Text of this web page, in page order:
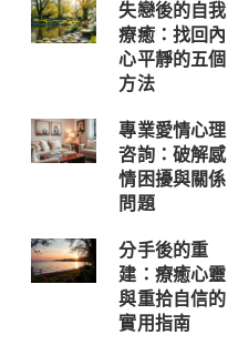
失戀後的自我
療癒：找回內
心平靜的五個
方法
專業愛情心理
咨詢：破解感
情困擾與關係
問題
分手後的重
建：療癒心靈
與重拾自信的
實用指南